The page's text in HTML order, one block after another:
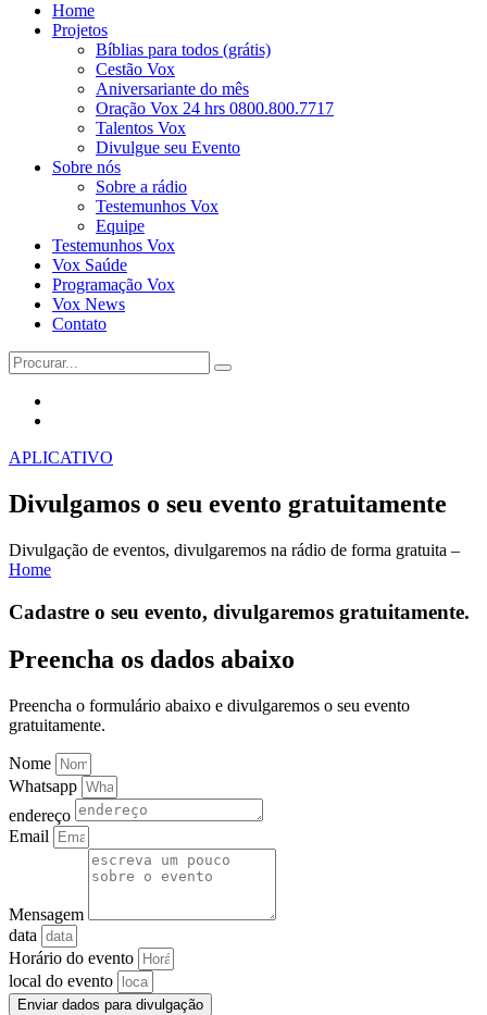
Home
Projetos
Bíblias para todos (grátis)
Cestão Vox
Aniversariante do mês
Oração Vox 24 hrs 0800.800.7717
Talentos Vox
Divulgue seu Evento
Sobre nós
Sobre a rádio
Testemunhos Vox
Equipe
Testemunhos Vox
Vox Saúde
Programação Vox
Vox News
Contato
APLICATIVO
Divulgamos o seu evento gratuitamente
Divulgação de eventos, divulgaremos na rádio de forma gratuita –
Home
Cadastre o seu evento, divulgaremos gratuitamente.
Preencha os dados abaixo
Preencha o formulário abaixo e divulgaremos o seu evento
gratuitamente.
Nome
Whatsapp
endereço
Email
Mensagem
data
Horário do evento
local do evento
Enviar dados para divulgação